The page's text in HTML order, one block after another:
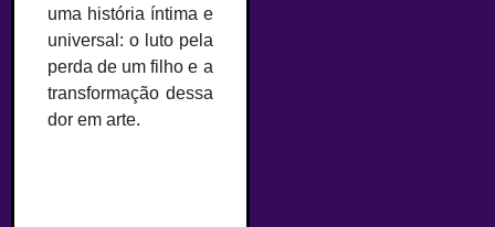
uma história íntima e
universal: o luto pela
perda de um filho e a
transformação dessa
dor em arte.